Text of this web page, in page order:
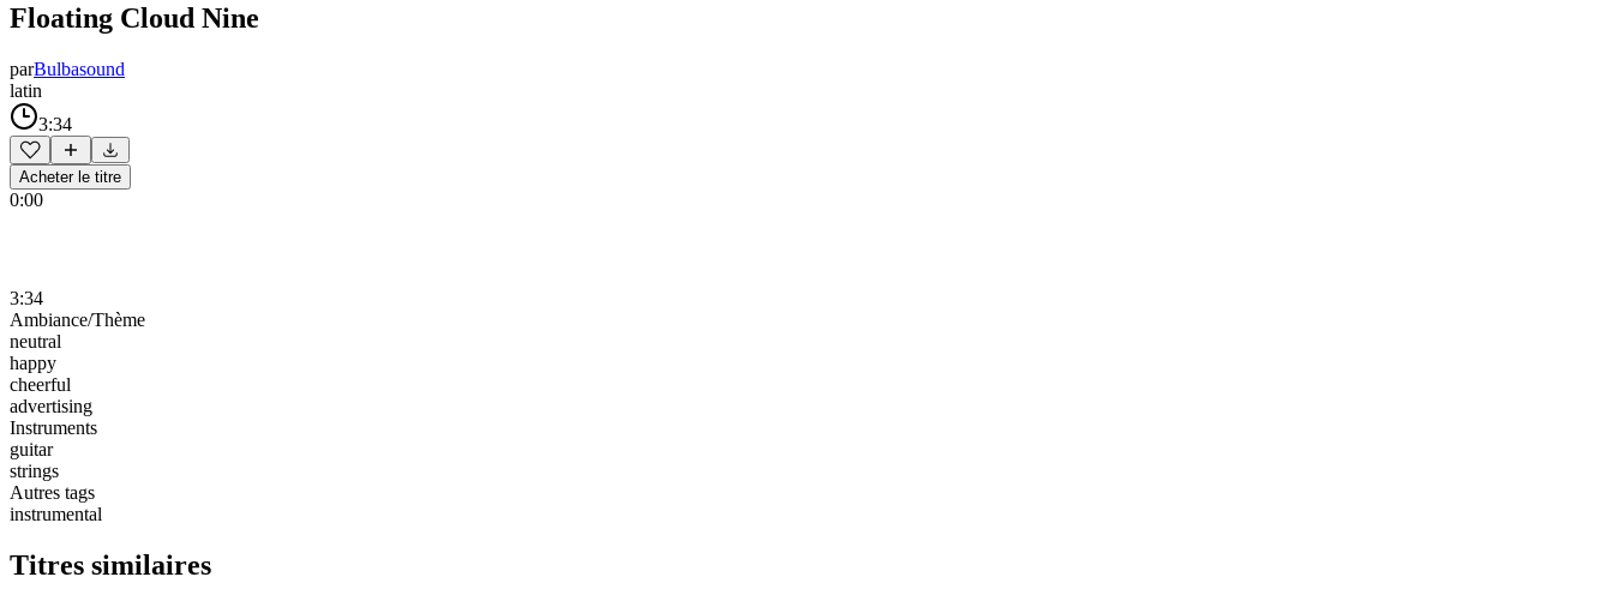
Floating Cloud Nine
parBulbasound
latin
3:34
Acheter le titre
0:00
3:34
Ambiance/Thème
neutral
happy
cheerful
advertising
Instruments
guitar
strings
Autres tags
instrumental
Titres similaires